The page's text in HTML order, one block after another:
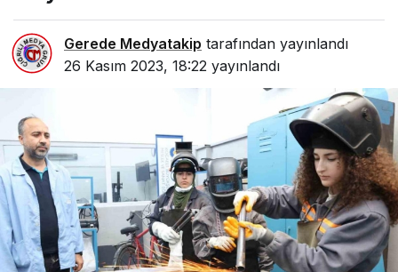
Gerede Medyatakip tarafından yayınlandı
26 Kasım 2023, 18:22 yayınlandı